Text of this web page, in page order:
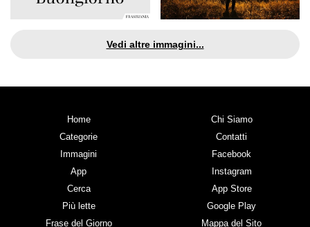
Vedi altre immagini...
Home
Categorie
Immagini
App
Cerca
Più lette
Frase del Giorno
Chi Siamo
Contatti
Facebook
Instagram
App Store
Google Play
Mappa del Sito